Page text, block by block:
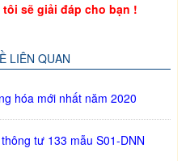
sẽ giải đáp cho bạn !
LIÊN QUAN
hóa mới nhất năm 2020
tư 133 mẫu S01-DNN